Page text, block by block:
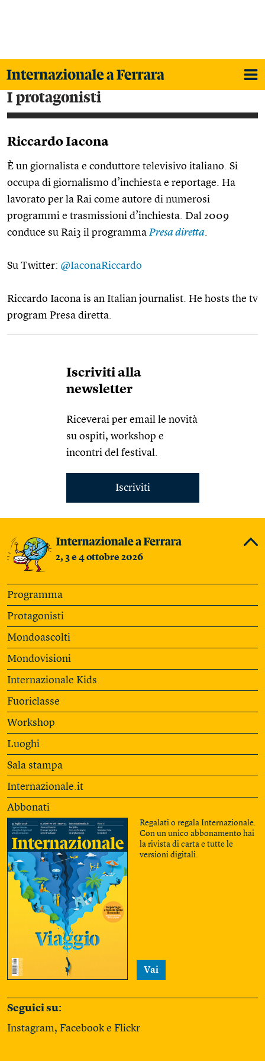
i protagonisti
Riccardo Iacona
È un giornalista e conduttore televisivo italiano. Si
occupa di giornalismo d’inchiesta e reportage. Ha
lavorato per la Rai come autore di numerosi
programmi e trasmissioni d’inchiesta. Dal 2009
conduce su Rai3 il programma Presa diretta.
Su Twitter: @IaconaRiccardo
Riccardo Iacona is an Italian journalist. He hosts the tv
program Presa diretta.
Iscriviti alla
newsletter
Riceverai per email le novità
su ospiti, workshop e
incontri del festival.
Iscriviti
2, 3 e 4 ottobre 2026
Programma
Protagonisti
Mondoascolti
Mondovisioni
Internazionale Kids
Fuoriclasse
Workshop
Luoghi
Sala stampa
Internazionale.it
Abbonati
Regalati o regala Internazionale.
Con un unico abbonamento hai
la rivista di carta e tutte le
versioni digitali.
Vai
Seguici su:
Instagram, Facebook e Flickr